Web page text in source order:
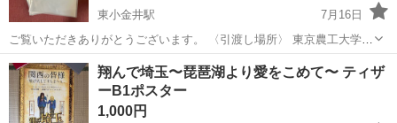
東小金井駅
7月16日
ご覧いただきありがとうございます。 〈引渡し場所〉 東京農工大学
小金井キャンパス 正門前。 変更希望があれば連絡ください。 徒歩〜
自転車圏内なら対応できます。 〈日時〉 メッセージにて決定します。
希望日時をお伝えくだ...
東京 小金井市 東小金井駅 その他
翔んで埼玉〜琵琶湖より愛をこめて〜 ティザ
ーB1ポスター
1,000円